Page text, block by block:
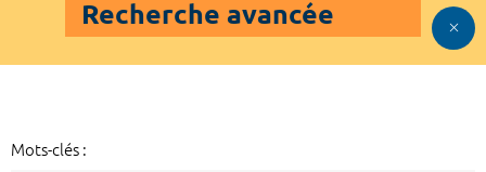
Recherche avancée
Mots-clés :